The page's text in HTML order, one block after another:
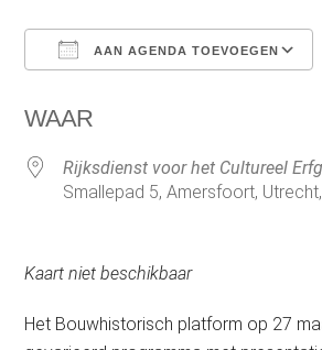
AAN AGENDA TOEVOEGEN
WAAR
Rijksdienst voor het Cultureel
Smallepad 5, Amersfoort,
Kaart niet beschikbaar
Het Bouwhistorisch platform op 27